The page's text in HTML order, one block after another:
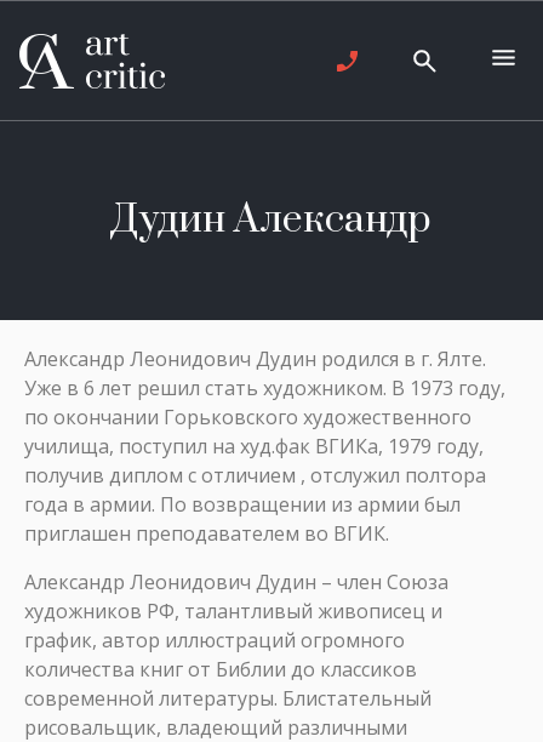
Дудин Александр
Александр Леонидович Дудин родился в г. Ялте.
Уже в 6 лет решил стать художником. В 1973 году,
по окончании Горьковского художественного
училища, поступил на худ.фак ВГИКа, 1979 году,
получив диплом с отличием , отслужил полтора
года в армии. По возвращении из армии был
приглашен преподавателем во ВГИК.
Александр Леонидович Дудин – член Союза
художников РФ, талантливый живописец и
график, автор иллюстраций огромного
количества книг от Библии до классиков
современной литературы. Блистательный
рисовальщик, владеющий различными